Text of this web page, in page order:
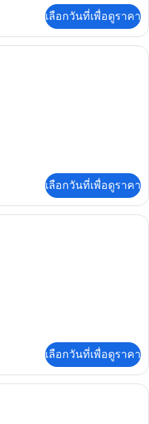
เลือกวันที่เพื่อดูราคา
ห้องพัก, เตียงคิงไซส์ 1 เตียง | เครื่อง
เลือกวันที่เพื่อดูราคา
ห้องพัก | เครื่องนอนระดับพรีเมียม, ผ้า
เลือกวันที่เพื่อดูราคา
ห้องพัก | เครื่องนอนระดับพรีเมียม, ผ้า